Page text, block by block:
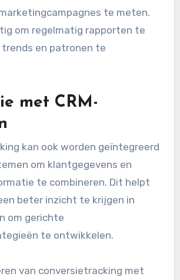
te analyseren. Dit kan eenvoudig
trackingcode op de website te
aanpak is het instellen
aankopen, aanmeldingen of
ervoor dat je de juiste
om de effectiviteit van
te meten.
om regelmatig rapporten te